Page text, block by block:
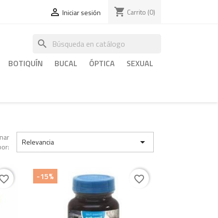
 Iniciar sesión shopping_cart Carrito (0)
search
BOTIQUÍN BUCAL ÓPTICA
SEXUAL
Relevancia 
-15% favorite_border